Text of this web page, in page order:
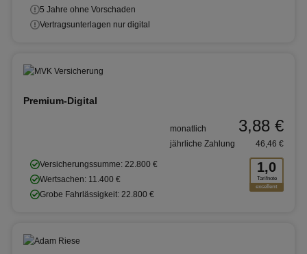
5 Jahre ohne Vorschaden
Vertragsunterlagen nur digital
Premium-Digital
1,0
Tarifnote
excellent
Versicherungssumme: 22.800 €
Wertsachen: 11.400 €
Grobe Fahrlässigkeit: 22.800 €
monatlich 3,88 €
jährliche Zahlung 46,46 €